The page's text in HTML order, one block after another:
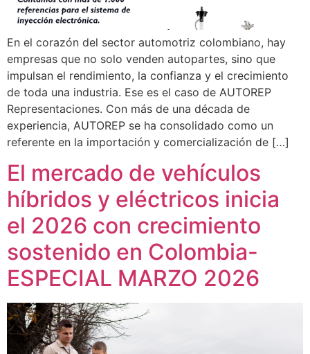
En el corazón del sector automotriz colombiano, hay
empresas que no solo venden autopartes, sino que
impulsan el rendimiento, la confianza y el crecimiento
de toda una industria. Ese es el caso de AUTOREP
Representaciones. Con más de una década de
experiencia, AUTOREP se ha consolidado como un
referente en la importación y comercialización de […]
El mercado de vehículos
híbridos y eléctricos inicia
el 2026 con crecimiento
sostenido en Colombia-
ESPECIAL MARZO 2026